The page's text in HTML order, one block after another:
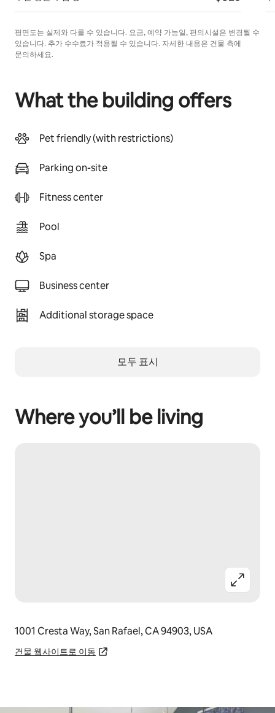
평면도는 실제와 다를 수 있습니다. 요금, 예약 가능일, 편의시설은 변경될 수
있습니다. 추가 수수료가 적용될 수 있습니다. 자세한 내용은 건물 측에
문의하세요.
What the building offers
Pet friendly (with restrictions)
Parking on-site
Fitness center
Pool
Spa
Business center
Additional storage space
모두 표시
Where you’ll be living
1001 Cresta Way, San Rafael, CA 94903, USA
건물 웹사이트로 이동